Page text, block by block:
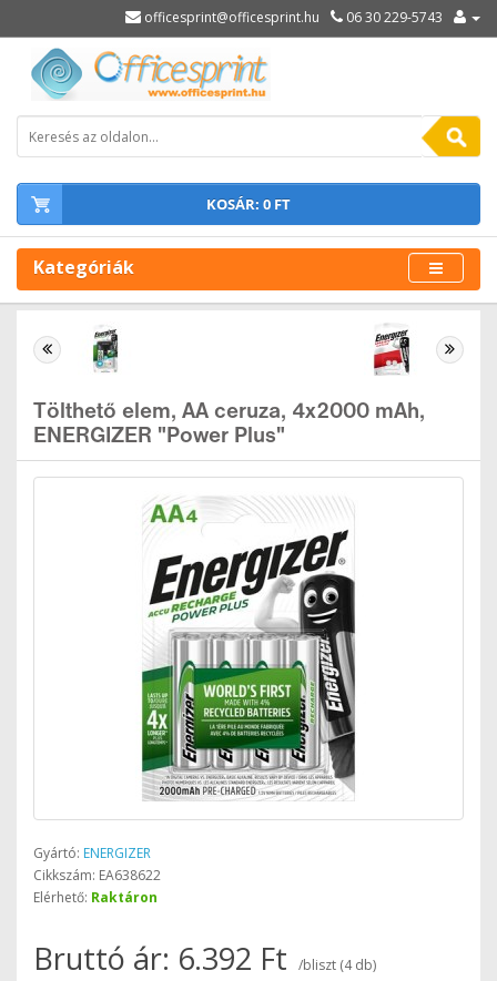
officesprint@officesprint.hu 06 30 229-5743
KOSÁR: 0 FT
Kategóriák
Tölthető elem, AA ceruza, 4x2000 mAh,
ENERGIZER "Power Plus"
Gyártó: ENERGIZER
Cikkszám: EA638622
Elérhető: Raktáron
Bruttó ár: 6.392 Ft
/bliszt (4 db)